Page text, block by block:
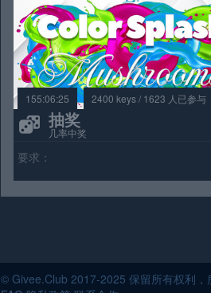
155:06:25 2400 keys / 1623 人已参与
抽奖
几率中奖
要求：
© Givee.Club 2017-2025 保留所有权利，